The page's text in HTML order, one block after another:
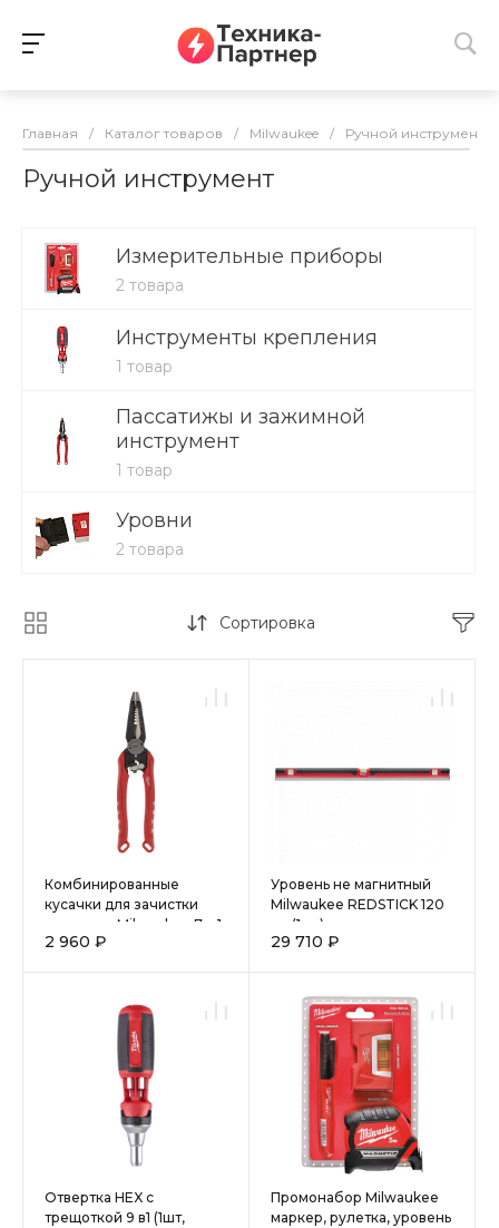
Главная / Каталог товаров / Milwaukee / Ручной инструмент
Ручной инструмент
Измерительные приборы
2 товара
Инструменты крепления
1 товар
Пассатижы и зажимной
инструмент
1 товар
Уровни
2 товара
Сортировка
Комбинированные
кусачки для зачистки
проводов Milwaukee 7 в 1
2 960 ₽
Уровень не магнитный
Milwaukee REDSTICK 120
см (1шт)
29 710 ₽
Отвертка HEX с
трещоткой 9 в1 (1шт,
Промонабор Milwaukee
маркер, рулетка, уровень